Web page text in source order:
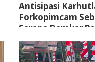
Antisipasi
Forkopimcam
Sarana Damkar